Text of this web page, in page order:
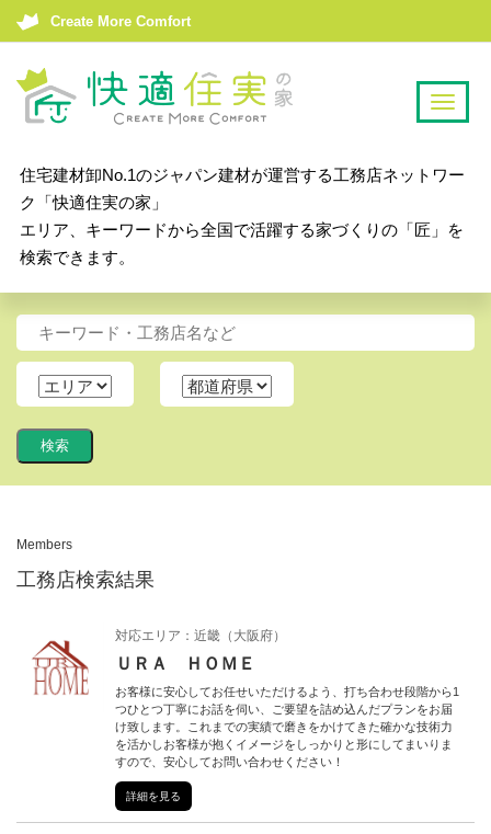
Create More Comfort
T
a
i
o
住宅建材卸No.1のジャパン建材が運営する工務店ネットワー
ク「快適住実の家」
エリア、キーワードから全国で活躍する家づくりの「匠」を
検索できます。
Members
工務店検索結果
対応エリア： 近畿 （ 大阪府）
ＵＲＡ ＨＯＭＥ
お客様に安心してお任せいただけるよう、打ち合わせ段階から1
つひとつ丁寧にお話を伺い、ご要望を詰め込んだプランをお届
け致します。これまでの実績で磨きをかけてきた確かな技術力
を活かしお客様が抱くイメージをしっかりと形にしてまいりま
すので、安心してお問い合わせください！
詳細を見る